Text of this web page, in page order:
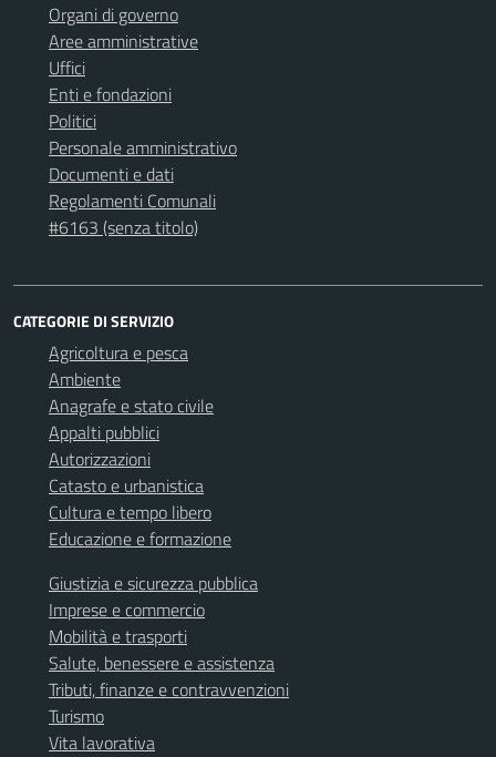
Organi di governo
Aree amministrative
Uffici
Enti e fondazioni
Politici
Personale amministrativo
Documenti e dati
Regolamenti Comunali
#6163 (senza titolo)
CATEGORIE DI SERVIZIO
Agricoltura e pesca
Ambiente
Anagrafe e stato civile
Appalti pubblici
Autorizzazioni
Catasto e urbanistica
Cultura e tempo libero
Educazione e formazione
Giustizia e sicurezza pubblica
Imprese e commercio
Mobilità e trasporti
Salute, benessere e assistenza
Tributi, finanze e contravvenzioni
Turismo
Vita lavorativa